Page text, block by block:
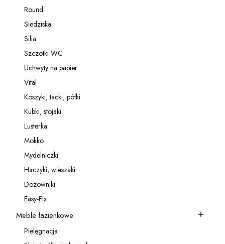
Kategoria - Round
Round
Kategoria - Siedziska
Siedziska
Kategoria - Silia
Silia
Kategoria - Szczotki WC
Szczotki WC
Kategoria - Uchwyty na papier
Uchwyty na papier
Kategoria - Vital
Vital
Kategoria - Koszyki, tacki, półki
Koszyki, tacki, półki
Kategoria - Kubki, stojaki
Kubki, stojaki
Kategoria - Lusterka
Lusterka
Kategoria - Mokko
Mokko
Kategoria - Mydelniczki
Mydelniczki
Kategoria - Haczyki, wieszaki
Haczyki, wieszaki
Kategoria - Dozowniki
Dozowniki
Kategoria - Easy-Fix
Easy-Fix
Kategoria - Meble łazienkowe
Meble łazienkowe
Kategoria - Pielęgnacja
Pielęgnacja